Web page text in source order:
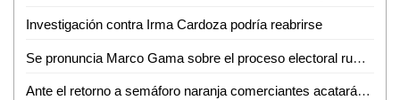
Investigación contra Irma Cardoza podría reabrirse
Se pronuncia Marco Gama sobre el proceso electoral rumbo al 2021
Ante el retorno a semáforo naranja comerciantes acatarán medidas de sanidad